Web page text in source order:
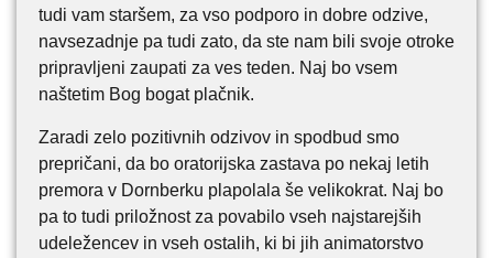
tudi vam staršem, za vso podporo in dobre odzive,
navsezadnje pa tudi zato, da ste nam bili svoje otroke
pripravljeni zaupati za ves teden. Naj bo vsem
naštetim Bog bogat plačnik.
Zaradi zelo pozitivnih odzivov in spodbud smo
prepričani, da bo oratorijska zastava po nekaj letih
premora v Dornberku plapolala še velikokrat. Naj bo
pa to tudi priložnost za povabilo vseh najstarejših
udeležencev in vseh ostalih, ki bi jih animatorstvo